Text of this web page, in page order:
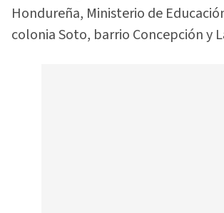
Hondureña, Ministerio de
colonia Soto, barrio Concepción y